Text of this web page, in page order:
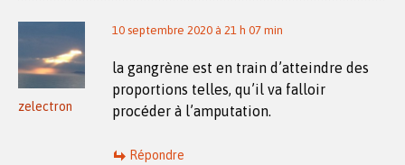
zelectron
10 septembre 2020 à 21 h 07 min
la gangrène est en train d’atteindre des
proportions telles, qu’il va falloir
procéder à l’amputation.
Répondre